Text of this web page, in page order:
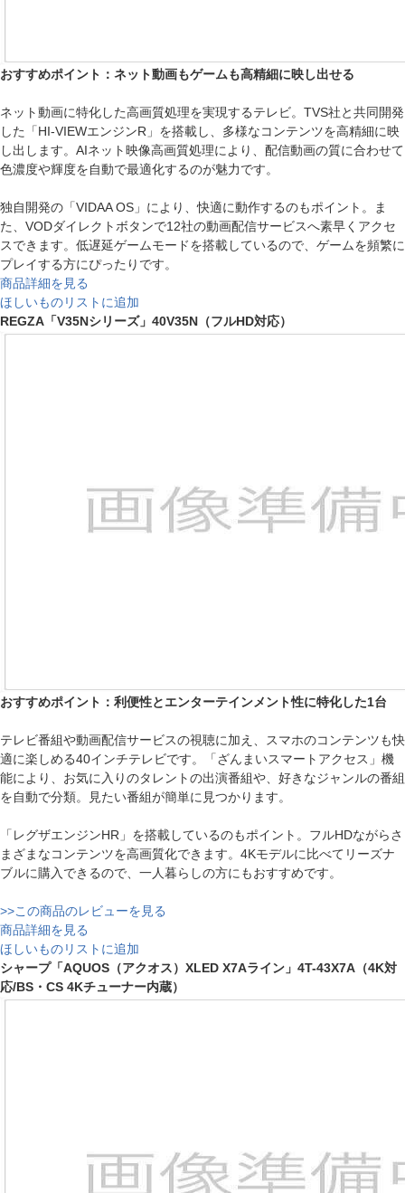
おすすめポイント：ネット動画もゲームも高精細に映し出せる
ネット動画に特化した高画質処理を実現するテレビ。TVS社と共同開発
した「HI-VIEWエンジンR」を搭載し、多様なコンテンツを高精細に映
し出します。AIネット映像高画質処理により、配信動画の質に合わせて
色濃度や輝度を自動で最適化するのが魅力です。
独自開発の「VIDAA OS」により、快適に動作するのもポイント。ま
た、VODダイレクトボタンで12社の動画配信サービスへ素早くアクセ
スできます。低遅延ゲームモードを搭載しているので、ゲームを頻繁に
プレイする方にぴったりです。
商品詳細を見る
ほしいものリストに追加
REGZA「V35Nシリーズ」40V35N（フルHD対応）
おすすめポイント：利便性とエンターテインメント性に特化した1台
テレビ番組や動画配信サービスの視聴に加え、スマホのコンテンツも快
適に楽しめる40インチテレビです。「ざんまいスマートアクセス」機
能により、お気に入りのタレントの出演番組や、好きなジャンルの番組
を自動で分類。見たい番組が簡単に見つかります。
「レグザエンジンHR」を搭載しているのもポイント。フルHDながらさ
まざまなコンテンツを高画質化できます。4Kモデルに比べてリーズナ
ブルに購入できるので、一人暮らしの方にもおすすめです。
>>この商品のレビューを見る
商品詳細を見る
ほしいものリストに追加
シャープ「AQUOS（アクオス）XLED X7Aライン」4T-43X7A（4K対
応/BS・CS 4Kチューナー内蔵）